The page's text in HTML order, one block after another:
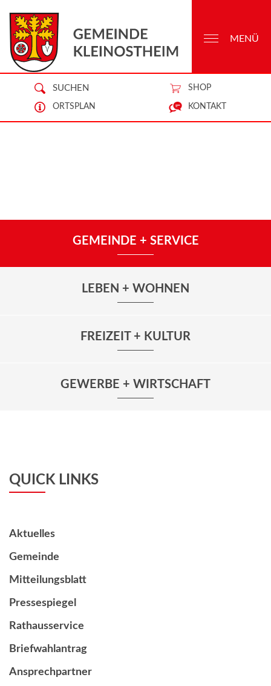
SUCHEN SHOP
ORTSPLAN KONTAKT
MENÜ
GEMEINDE + SERVICE
LEBEN + WOHNEN
FREIZEIT + KULTUR
GEWERBE + WIRTSCHAFT
QUICK LINKS
Aktuelles
Gemeinde
Mitteilungsblatt
Pressespiegel
Rathausservice
Briefwahlantrag
Ansprechpartner